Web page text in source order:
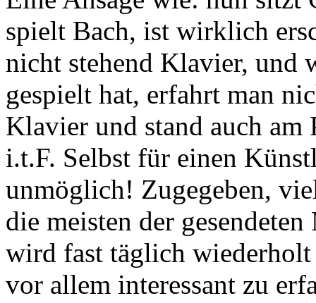
spielt Bach, ist wirklich
nicht stehend Klavier, und
gespielt hat, erfahrt man
Klavier und stand auch
i.t.F. Selbst für einen
unmöglich! Zugegeben,
die meisten der
wird fast täglich wiederholt
vor allem interessant zu